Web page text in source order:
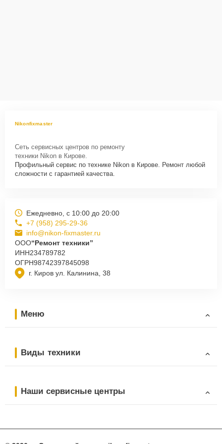
Nikonfixmaster
Сеть сервисных центров по ремонту
техники Nikon в Кирове.
Профильный сервис по технике Nikon в Кирове. Ремонт любой
сложности с гарантией качества.
г. Киров ул. Калинина, 38
Ежедневно, с 10:00 до 20:00
+7 (958) 295-29-36
info@nikon-fixmaster.ru
ООО“Ремонт техники”
ИНН234789782
ОГРН98742397845098
Меню
Виды техники
Наши сервисные центры